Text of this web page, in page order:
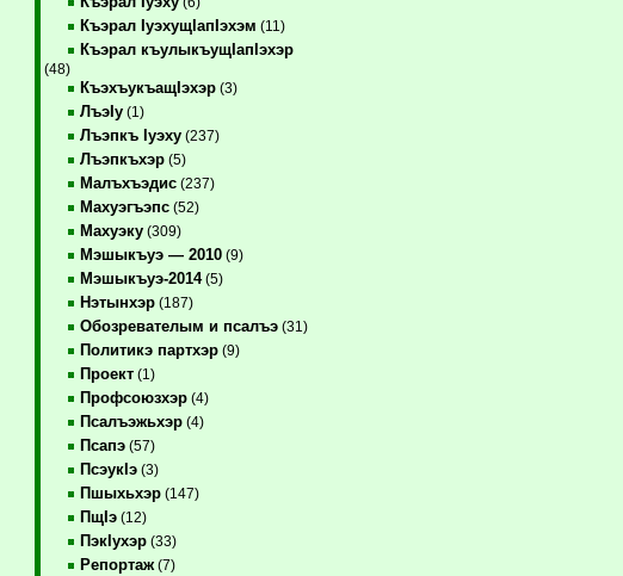
Къэрал IуэхущIапIэхэм (11)
Къэрал къулыкъущIапIэхэр
(48)
КъэхъукъащIэхэр(3)
ЛъэIу(1)
Лъэпкъ Iуэху(237)
Лъэпкъхэр(5)
Малъхъэдис(237)
Махуэгъэпс(52)
Махуэку(309)
Мэшыкъуэ — 2010(9)
Мэшыкъуэ-2014(5)
Нэтынхэр(187)
Обозревателым и псалъэ(31)
Политикэ партхэр(9)
Проект(1)
Профсоюзхэр(4)
Псалъэжьхэр(4)
Псапэ(57)
ПсэукIэ(3)
Пшыхьхэр(147)
ПщIэ(12)
ПэкIухэр(33)
Репортаж(7)